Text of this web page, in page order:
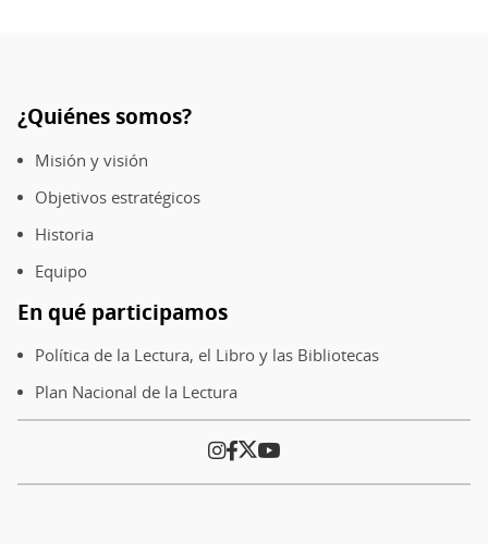
Pie
de
página
¿Quiénes somos?
Misión y visión
Objetivos estratégicos
Historia
Equipo
En qué participamos
Política de la Lectura, el Libro y las Bibliotecas
Plan Nacional de la Lectura